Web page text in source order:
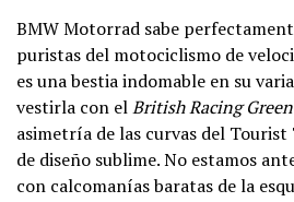
BMW Motorrad sabe
puristas del motociclismo de
es una bestia indomable en su
vestirla con elBritish Racing Green
asimetría de las curvas del
de diseño sublime. No estamos
con calcomanías baratas de la